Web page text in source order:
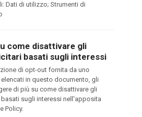
Dati di utilizzo; Strumenti di
come disattivare gli
basati sugli interessi
di opt-out fornita da uno
in questo documento, gli
di più su come disattivare gli
sugli interessi nell'apposita
Policy.